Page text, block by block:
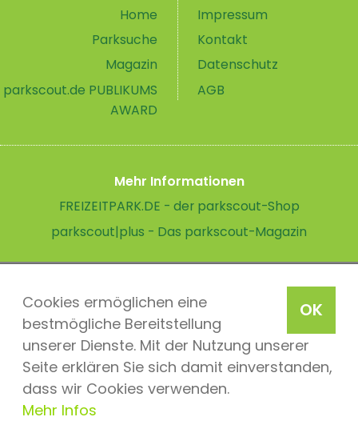
OK
Cookies ermöglichen eine
bestmögliche Bereitstellung
unserer Dienste. Mit der Nutzung unserer
Seite erklären Sie sich damit einverstanden,
dass wir Cookies verwenden.
Mehr Infos
Home
Parksuche
Magazin
parkscout.de PUBLIKUMS
AWARD
Impressum
Kontakt
Datenschutz
AGB
Mehr Informationen
FREIZEITPARK.DE - der parkscout-Shop
parkscout|plus - Das parkscout-Magazin
parkscout.de 2026, ein Produkt der Parkteam AG